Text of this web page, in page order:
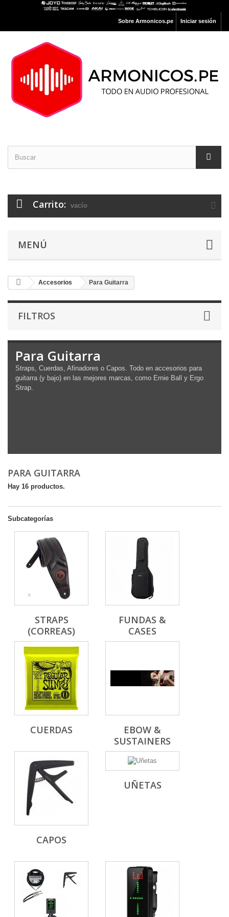
Iniciar sesión
Sobre Armonicos.pe
Carrito: vacío
MENÚ
Accesorios Para Guitarra
FILTROS
Para Guitarra
Straps, Cuerdas, Afinadores o Capos. Todo en accesorios para
guitarra (y bajo) en las mejores marcas, como Ernie Ball y Ergo
Strap.
PARA GUITARRA
Hay 16 productos.
Subcategorías
STRAPS
(CORREAS)
FUNDAS &
CASES
CUERDAS
EBOW &
SUSTAINERS
CAPOS
UÑETAS